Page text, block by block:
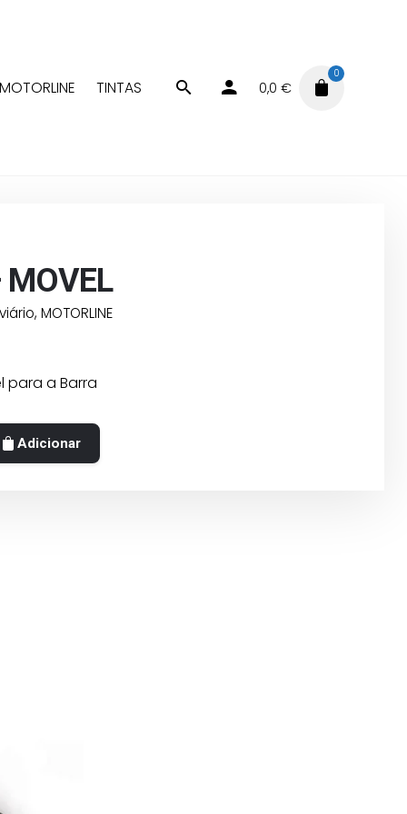
TINTAS 0,0€
0
MOVEL
, MOTORLINE
para a Barra
Adicionar